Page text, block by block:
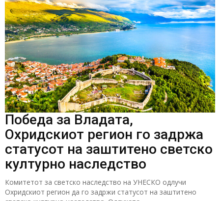
Победа за Владата,
Охридскиот регион го задржа
статусот на заштитено светско
културно наследство
Комитетот за светско наследство на УНЕСКО одлучи
Охридскиот регион да го задржи статусот на заштитено